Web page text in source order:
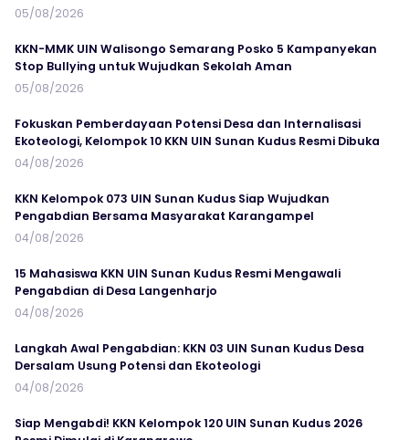
05/08/2026
KKN-MMK UIN Walisongo Semarang Posko 5 Kampanyekan
Stop Bullying untuk Wujudkan Sekolah Aman
05/08/2026
Fokuskan Pemberdayaan Potensi Desa dan Internalisasi
Ekoteologi, Kelompok 10 KKN UIN Sunan Kudus Resmi Dibuka
04/08/2026
KKN Kelompok 073 UIN Sunan Kudus Siap Wujudkan
Pengabdian Bersama Masyarakat Karangampel
04/08/2026
15 Mahasiswa KKN UIN Sunan Kudus Resmi Mengawali
Pengabdian di Desa Langenharjo
04/08/2026
Langkah Awal Pengabdian: KKN 03 UIN Sunan Kudus Desa
Dersalam Usung Potensi dan Ekoteologi
04/08/2026
Siap Mengabdi! KKN Kelompok 120 UIN Sunan Kudus 2026